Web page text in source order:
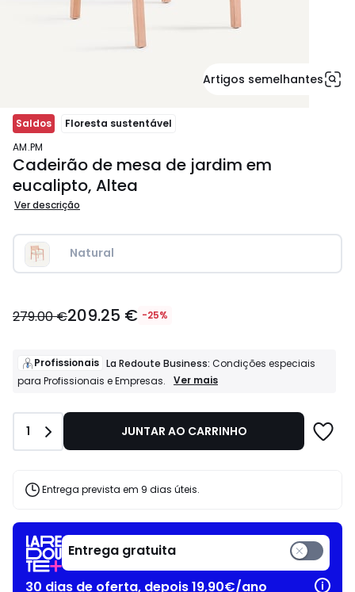
Artigos semelhantes
Saldos
Floresta sustentável
AM.PM
Cadeirão de mesa de jardim em
eucalipto, Altea
Ver descrição
Natural
€
de
279.00
25%
desconto
279.00 €209.25 € -25%
Profissionais La Redoute Business: Condições especiais
para Profissionais e Empresas.
Profissionais
Condições
e
Ver mais
Quantidade
1 JUNTAR AO CARRINHO
Entrega prevista em 9 dias úteis.
Entrega gratuita
30 dias de oferta, depois 19,90€/ano